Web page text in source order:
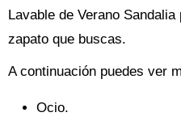
Lavable de Verano
zapato que buscas.
A continuación puedes ver
Ocio.